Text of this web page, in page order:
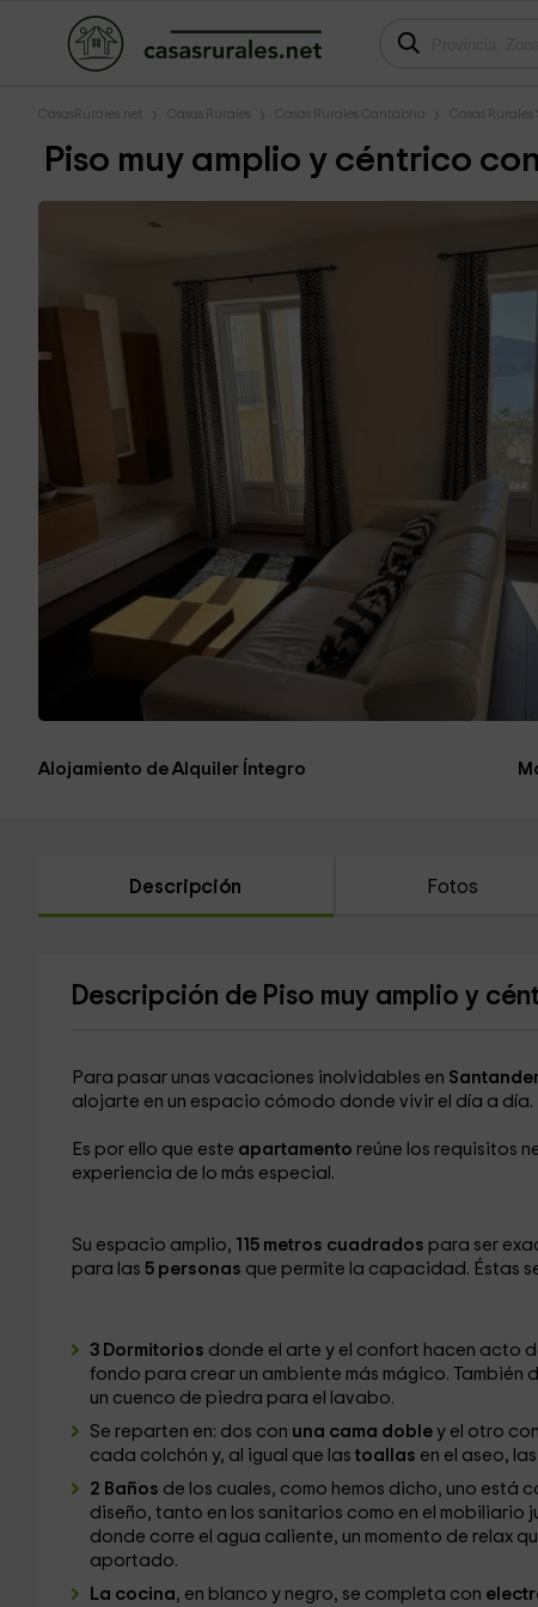
CasasRurales.net Casas Rurales Casas Rurales Cantabria Casas
Piso muy amplio y céntrico
Alojamiento de Alquiler Íntegro
Descripción Fotos
Descripción de Piso muy amplio y
Para pasar unas vacaciones inolvidables en
alojarte en un espacio cómodo donde vivir el día a día.
Es por ello que este apartamento reúne los requisitos
experiencia de lo más especial.
Su espacio amplio, 115 metros cuadrados para ser
para las 5 personas que permite la capacidad. Éstas
3 Dormitorios donde el arte y el confort hacen acto
fondo para crear un ambiente más mágico. También
un cuenco de piedra para el lavabo.
Se reparten en: dos con una cama dobley el otro con
cada colchón y, al igual que las toallas en el aseo, las
2 Baños de los cuales, como hemos dicho, uno está
diseño, tanto en los sanitarios como en el mobiliario
donde corre el agua caliente, un momento de relax
aportado.
La cocina, en blanco y negro, se completa con